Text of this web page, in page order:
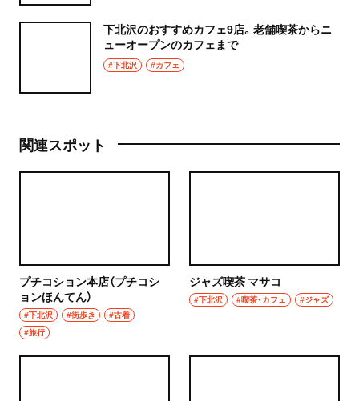
下北沢のおすすめカフェ9店。老舗喫茶からニ
ューオープンのカフェまで
#下北沢 #カフェ
関連スポット
プチコション本店（プチコシ
ョンほんてん）
#下北沢 #街歩き
#古着
#旅行
ジャズ喫茶 マサコ
#下北沢 #喫茶・カフェ #ジャズ